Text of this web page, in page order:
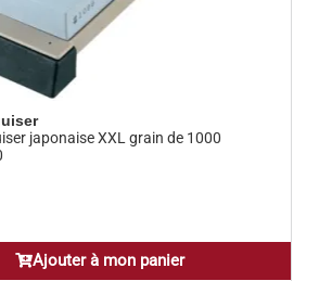
japonaise XXL grain de 1000
Ajouter à mon panier